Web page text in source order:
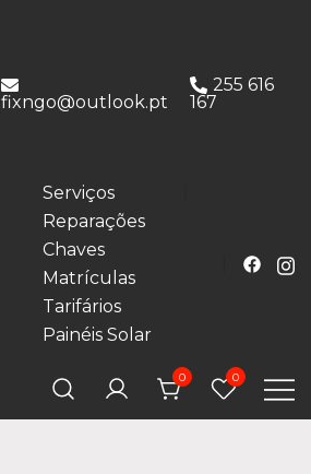
fixngo@outlook.pt
255 616
167
Serviços
Reparações
Chaves
Matrículas
Tarifários
Painéis Solar
0 0